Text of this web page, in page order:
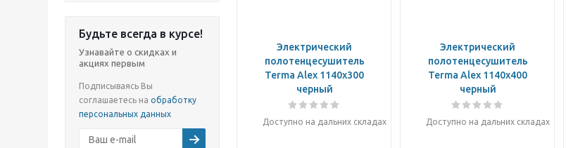
Будьте всегда в курсе!
Узнавайте о скидках и
акциях первым
Подписываясь Вы
соглашаетесь на обработку
персональных данных
Электрический
полотенцесушитель
Terma Alex 1140x300
черный
Доступно на дальних складах
Электрический
полотенцесушитель
Terma Alex 1140x400
черный
Доступно на дальних складах